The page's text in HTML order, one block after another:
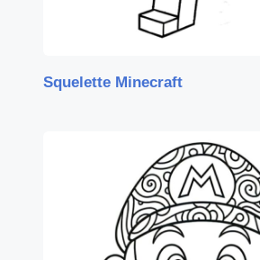
Squelette Minecraft